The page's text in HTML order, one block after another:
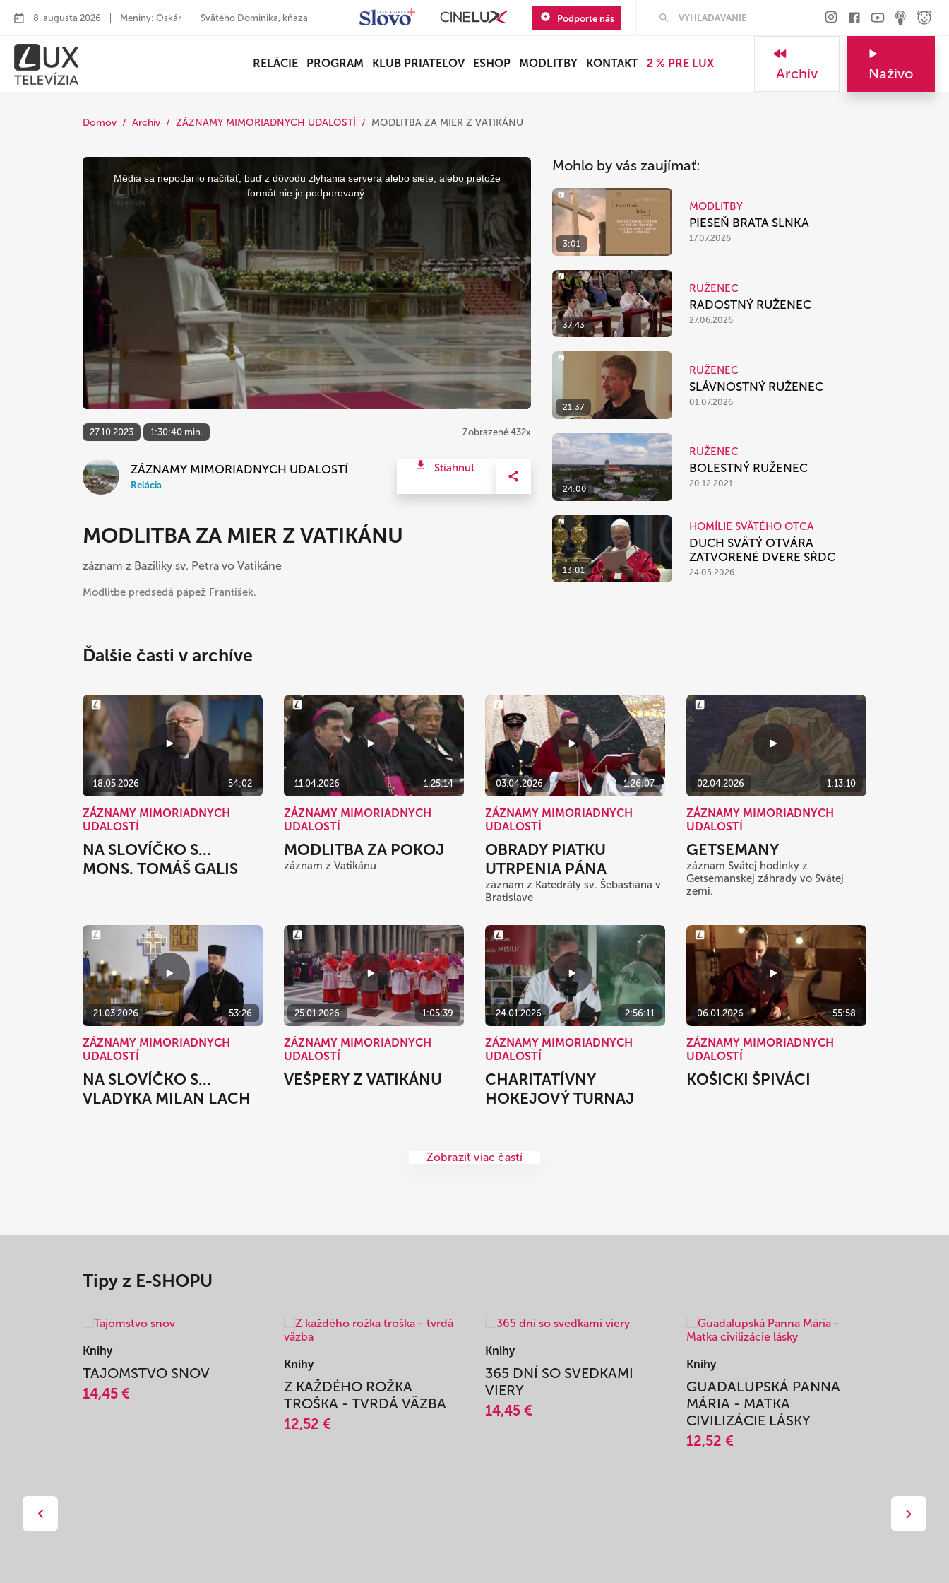
8. augusta 2026 Meniny: Oskár Svätého Dominika, kňaza Podporte nás
RELÁCIE PROGRAM KLUB PRIATEĽOV ESHOP MODLITBY KONTAKT 2 % PRE LUX
Archív Naživo
Domov Archív ZÁZNAMY MIMORIADNYCH UDALOSTÍ MODLITBA ZA MIER Z VATIKÁNU
This
Médiá sa nepodarilo načítať, buď z dôvodu zlyhania servera alebo siete, alebo pretože
formát nie je podporovaný.
27.10.2023 1:30:40 min. Zobrazené 432x
ZÁZNAMY MIMORIADNYCH UDALOSTÍ
Relácia
Stiahnuť
MODLITBA ZA MIER Z VATIKÁNU
záznam z Baziliky sv. Petra vo Vatikáne
Modlitbe predsedá pápež František.
Mohlo by vás zaujímať:
3:01
MODLITBY
PIESEŇ BRATA SLNKA
17.07.2026
37:43
RUŽENEC
RADOSTNÝ RUŽENEC
27.06.2026
21:37
RUŽENEC
SLÁVNOSTNÝ RUŽENEC
01.07.2026
24:00
RUŽENEC
BOLESTNÝ RUŽENEC
20.12.2021
13:01
HOMÍLIE SVÄTÉHO OTCA
DUCH SVÄTÝ OTVÁRA
ZATVORENÉ DVERE SŔDC
24.05.2026
Ďalšie časti v archíve
18.05.2026 54:02
ZÁZNAMY MIMORIADNYCH
UDALOSTÍ
NA SLOVÍČKO S...
MONS. TOMÁŠ GALIS
11.04.2026 1:25:14
ZÁZNAMY MIMORIADNYCH
UDALOSTÍ
MODLITBA ZA POKOJ
záznam z Vatikánu
03.04.2026 1:26:07
ZÁZNAMY MIMORIADNYCH
UDALOSTÍ
OBRADY PIATKU
UTRPENIA PÁNA
záznam z Katedrály sv. Šebastiána v
Bratislave
02.04.2026 1:13:10
ZÁZNAMY MIMORIADNYCH
UDALOSTÍ
GETSEMANY
záznam Svätej hodinky z
Getsemanskej záhrady vo Svätej
zemi.
21.03.2026 53:26
ZÁZNAMY MIMORIADNYCH
UDALOSTÍ
NA SLOVÍČKO S...
VLADYKA MILAN LACH
25.01.2026 1:05:39
ZÁZNAMY MIMORIADNYCH
UDALOSTÍ
VEŠPERY Z VATIKÁNU
24.01.2026 2:56:11
ZÁZNAMY MIMORIADNYCH
UDALOSTÍ
CHARITATÍVNY
HOKEJOVÝ TURNAJ
06.01.2026 55:58
ZÁZNAMY MIMORIADNYCH
UDALOSTÍ
KOŠICKI ŠPIVÁCI
Zobraziť viac častí
Tipy z E-SHOPU
Knihy
TAJOMSTVO SNOV
14,45 €
Knihy
Z KAŽDÉHO ROŽKA
TROŠKA - TVRDÁ VÄZBA
12,52 €
Knihy
365 DNÍ SO SVEDKAMI
VIERY
14,45 €
Knihy
GUADALUPSKÁ PANNA
MÁRIA - MATKA
CIVILIZÁCIE LÁSKY
12,52 €